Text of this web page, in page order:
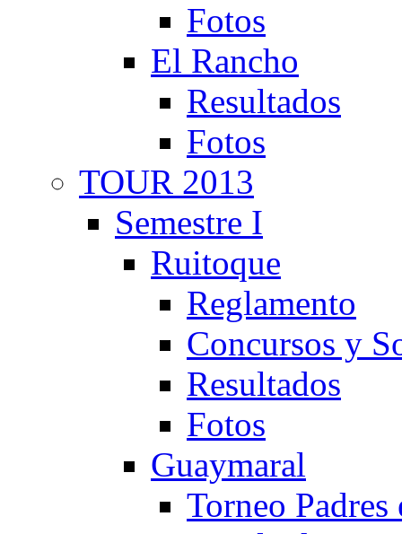
Fotos
El Rancho
Resultados
Fotos
TOUR 2013
Semestre I
Ruitoque
Reglamento
Concursos y
Resultados
Fotos
Guaymaral
Torneo